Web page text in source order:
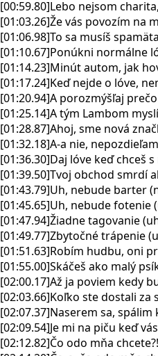
[00:59.80]Lebo nejsom
[01:03.26]Že vás povozím na
[01:06.98]To sa musíš
[01:10.67]Ponúkni normálne
[01:14.23]Minút autom, jak
[01:17.24]Keď nejde o lóve,
[01:20.94]A porozmýšľaj
[01:25.14]A tým Lambom
[01:28.87]Ahoj, sme nová
[01:32.18]A-a nie,
[01:36.30]Daj lóve keď chceš
[01:39.50]Tvoj obchod smrdí
[01:43.79]Uh, nebude barter
[01:45.65]Uh, nebude fotenie
[01:47.94]Žiadne tagovanie
[01:49.77]Zbytočné trápenie
[01:51.63]Robím hudbu, oni
[01:55.00]Skáčeš ako malý
[02:00.17]Až ja poviem kedy
[02:03.66]Koľko ste dostali za
[02:07.37]Naserem sa, spálim
[02:09.54]Je mi na piču keď
[02:12.82]Čo odo mňa chcete?!